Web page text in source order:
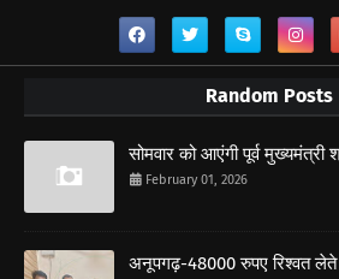
Random Posts
सोमवार को आएंगी पूर्व मुख्यमंत्री
February 01, 2026
अनूपगढ़-48000 रुपए रिश्वत लेते